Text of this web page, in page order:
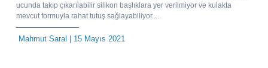
ucunda takıp çıkarılabilir silikon başlıklara yer verilmiyor ve kulakta
mevcut formuyla rahat tutuş sağlayabiliyor....
Mahmut Saral | 15 Mayıs 2021